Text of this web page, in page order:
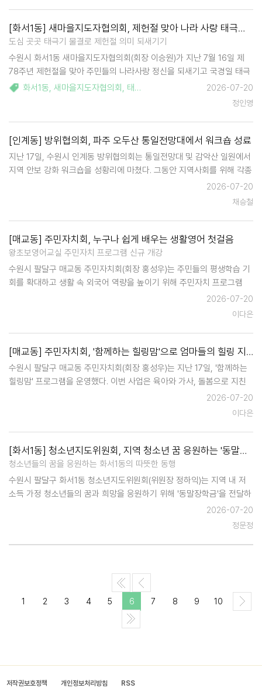
[화서1동] 새마을지도자협의회, 제헌절 맞아 나라 사랑 태극기 달기 운동 전개
도심 곳곳 태극기 물결로 제헌절 의미 되새기기
수원시 화서1동 새마을지도자협의회(회장 이승원)가 지난 7월 16일 제
78주년 제헌절을 맞아 주민들의 나라사랑 정신을 되새기고 국경일 태극
기 게양 문화를 확산하기 위해 '나라사랑 태극기 달기 운동'을 전개했다.
이날 회원들은 주요 도로변에 태극기를 게양하고, 상가 밀집지역을 중심
화서1동, 새마을지도자협의회 , 태극기게양
2026-07-20
정인영
[인계동] 방위협의회, 파주 오두산 통일전망대에서 워크숍 성료
지난 17일, 수원시 인계동 방위협의회는 통일전망대 및 감악산 일원에서
지역 안보 강화 워크숍을 성황리에 마쳤다. 그동안 지역사회를 위해 각종
행사에 열정적으로 참여해 온 위원들은 이날 통일전망대를 견학하고 탐
방하며 안보 의식을 고취하고, 그간의 노고를 서로 격려하며 새로운 도약
2026-07-20
채승철
[매교동] 주민자치회, 누구나 쉽게 배우는 생활영어 첫걸음
왕초보영어교실 주민자치 프로그램 신규 개강
수원시 팔달구 매교동 주민자치회(회장 홍성우)는 주민들의 평생학습 기
회를 확대하고 생활 속 외국어 역량을 높이기 위해 주민자치 프로그램
"왕초보 영어교실"을 새롭게 개강, 3분기부터 본격 운영하고 있다. 이번
프로그램은 영어를 처음 배우거나 기초부터 다시 시작하고 싶은 주민…
2026-07-20
이다은
[매교동] 주민자치회, '함께하는 힐링맘'으로 엄마들의 힐링 지원
수원시 팔달구 매교동 주민자치회(회장 홍성우)는 지난 17일, '함께하는
힐링맘' 프로그램을 운영했다. 이번 사업은 육아와 가사, 돌봄으로 지친
양육자들에게 정서적 휴식과 자기돌봄의 기회를 제공하기 위해 마련됐으
며, 참여자들은 전문 강사와 함께 손뜨개 체험활동을 하며 힐링과 소통의
2026-07-20
이다은
[화서1동] 청소년지도위원회, 지역 청소년 꿈 응원하는 '동말장학금' 전달
청소년들의 꿈을 응원하는 화서1동의 따뜻한 동행
수원시 팔달구 화서1동 청소년지도위원회(위원장 정하익)는 지역 내 저
소득 가정 청소년들의 꿈과 희망을 응원하기 위해 '동말장학금'을 전달하
며 따뜻한 나눔을 이어가고 있다. 청소년지도위원회는 경제적인 어려움
속에서도 성실하게 학업에 매진하는 모범 청소년 2명을 선정해 장학금
2026-07-20
정문정
1 2 3 4 5 6 7 8 9 10
저작권보호정책 개인정보처리방침 RSS